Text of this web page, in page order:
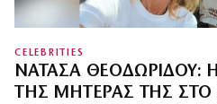
CELEBRITIES
ΝΑΤΆΣΑ ΘΕΟΔΩΡΊΔΟΥ:
ΤΗΣ ΜΗΤΈΡΑΣ ΤΗΣ ΣΤΟ